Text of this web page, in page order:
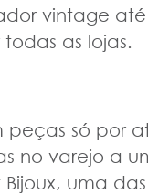
vintage
as lojas.
peças só por
no varejo a
Bijoux, uma